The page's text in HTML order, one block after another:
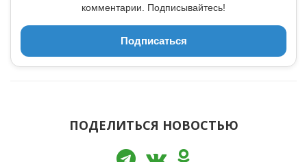
комментарии. Подписывайтесь!
Подписаться
ПОДЕЛИТЬСЯ НОВОСТЬЮ